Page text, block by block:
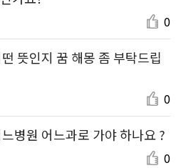
0
뜻인지 꿈 해몽 좀 부탁드립
0
병원 어느과로 가야 하나요 ?
0